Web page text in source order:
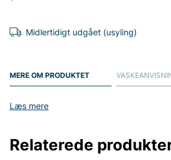
Midlertidigt udgået (usyling)
MERE OM PRODUKTET
Læs mere
Relaterede